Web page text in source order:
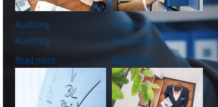
Auditing
Auditing
Read more
Bookkeeping
Bookkeeping
Read more